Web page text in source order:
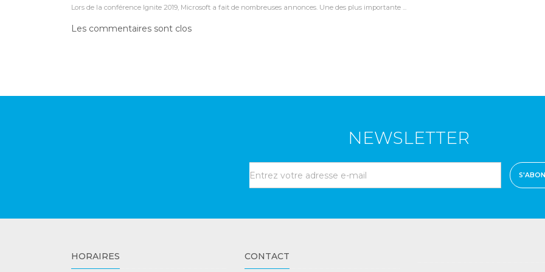
Lors de la conférence Ignite 2019, Microsoft a fait de nombreuses annonces. Une des plus importante ...
Les commentaires sont clos
NEWSLETTER
HORAIRES CONTACT